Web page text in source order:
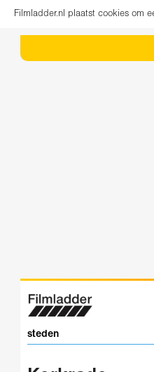
Filmladder.nl plaatst cookies om
steden